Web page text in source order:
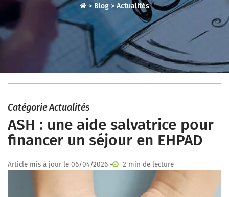
> Blog > Actualités
Catégorie Actualités
ASH : une aide salvatrice pour
financer un séjour en EHPAD
Article mis à jour le 06/04/2026 - 2 min de lecture